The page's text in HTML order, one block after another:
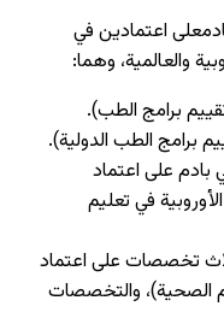
اعتمادين في
والعالمية، وهما:
برامج الطب).
على اعتماد
في تعليم
تخصصات على اعتماد
الصحية)، والتخصصات